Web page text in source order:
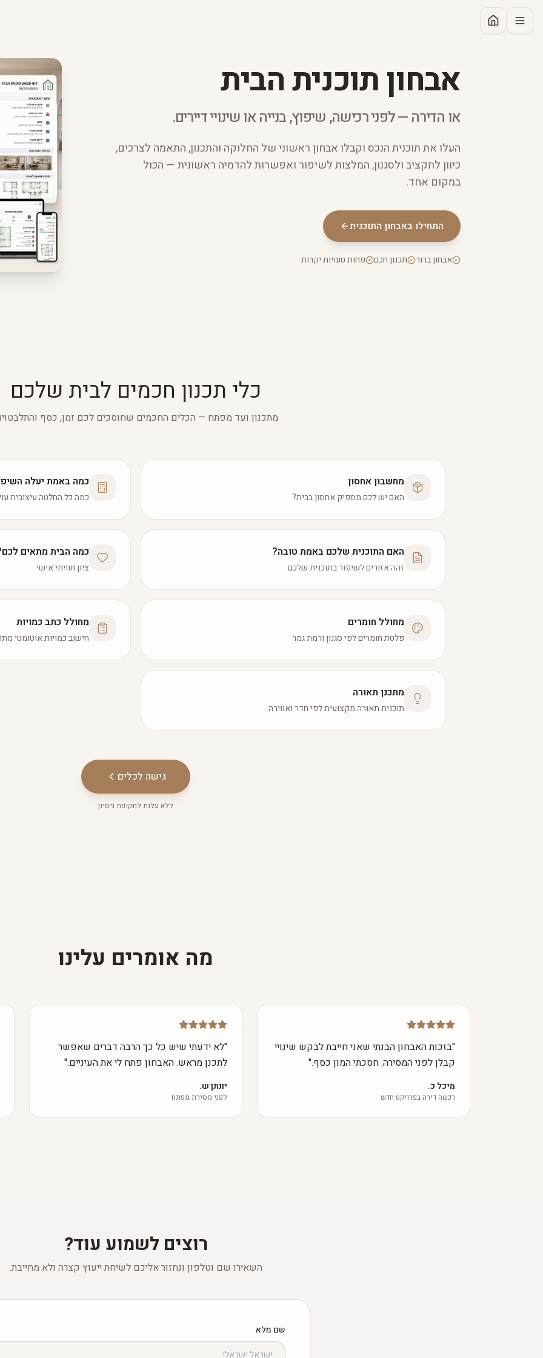
אבחון תוכנית הבית
או הדירה — לפני רכישה, שיפוץ, בנייה או שינויי דיירים.
העלו את תוכנית הנכס וקבלו אבחון ראשוני של החלוקה והתכנון, התאמה לצרכים,
כיוון לתקציב ולסגנון, המלצות לשיפור ואפשרות להדמיה ראשונית — הכול
במקום אחד.
התחילו באבחון התוכנית
אבחון ברור תכנון חכם פחות טעויות יקרות
כלי תכנון חכמים לבית שלכם
מתכנון ועד מפתח — הכלים החכמים שחוסכים לכם זמן, כסף
מחשבון אחסון
האם יש לכם מספיק אחסון בבית?
כמה באמת יעלה
כמה כל החלטה עיצובית
האם התוכנית שלכם באמת טובה?
זהה אזורים לשיפור בתוכנית שלכם
כמה הבית מתאים
ציון חוויתי אישי
מחולל חומרים
פלטת חומרים לפי סגנון ורמת גמר
מחולל כתב כמויות
חישוב כמויות אוטומטי
מתכנן תאורה
תוכנית תאורה מקצועית לפי חדר ואווירה
גישה לכלים
ללא עלות לתקופת ניסיון
מה אומרים עלינו
"בזכות האבחון הבנתי שאני חייבת לבקש שינויי
קבלן לפני המסירה. חסכתי המון כסף."
מיכל כ.
רכשה דירה בפרויקט חדש
"לא ידעתי שיש כל כך הרבה דברים שאפשר
לתכנן מראש. האבחון פתח לי את העיניים."
יונתן ש.
לפני מסירת מפתח
רוצים לשמוע עוד?
השאירו שם וטלפון ונחזור אליכם לשיחת ייעוץ קצרה ולא מחייבת.
שם מלא